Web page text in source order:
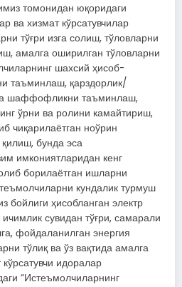
томонидан юқоридаги
ва хизмат кўрсатувчилар
тўғри изга солиш, тўловларни
амалга оширилган тўловларни
шахсий ҳисоб-
таъминлаш, қарздорлик/
шаффофликни таъминлаш,
ўрни ва ролини камайтириш,
чиқарилаётган ноўрин
бунда эса
имкониятларидан кенг
борилаётган ишларни
кундалик турмуш
бойлиги ҳисобланган электр
ичимлик сувидан тўғри, самарали
фойдаланилган энергия
тўлиқ ва ўз вақтида амалга
идоралар
“Истеъмолчиларнинг